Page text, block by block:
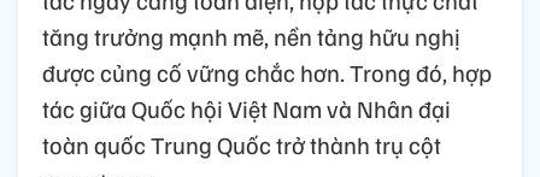
tăng trưởng mạnh mẽ, nền tảng hữu nghị
được củng cố vững chắc hơn. Trong đó, hợp
tác giữa Quốc hội Việt Nam và Nhân đại
toàn quốc Trung Quốc trở thành trụ cột